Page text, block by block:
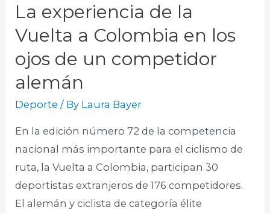
La experiencia de la
Vuelta a Colombia en los
ojos de un competidor
alemán
Deporte / By Laura Bayer
En la edición número 72 de la competencia
nacional más importante para el ciclismo de
ruta, la Vuelta a Colombia, participan 30
deportistas extranjeros de 176 competidores.
El alemán y ciclista de categoría élite